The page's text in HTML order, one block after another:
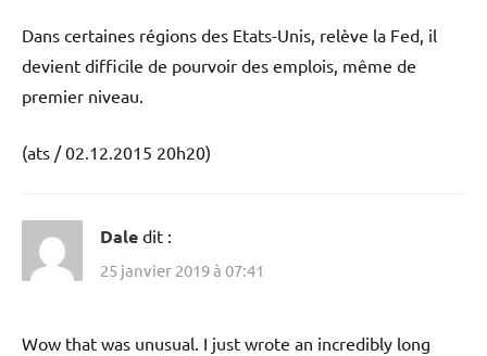
Dans certaines régions des Etats-Unis, relève la Fed, il
devient difficile de pourvoir des emplois, même de
premier niveau.
(ats / 02.12.2015 20h20)
Dale dit :
25 janvier 2019 à 07:41
Wow that was unusual. I just wrote an incredibly long